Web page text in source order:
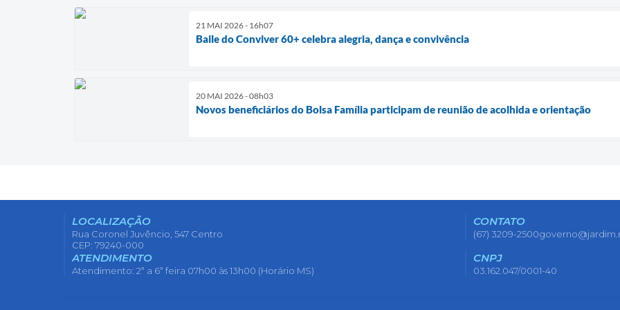
21 MAI 2026 - 16h07
Baile do Conviver 60+ celebra alegria, dança e convivência
20 MAI 2026 - 08h03
Novos beneficiários do Bolsa Família participam de reunião de acolhida e orientação
LOCALIZAÇÃO
Rua Coronel Juvêncio, 547 Centro
CEP: 79240-000
CONTATO
(67) 3209-2500
ATENDIMENTO
Atendimento: 2ª a 6ª feira 07h00 às 13h00 (Horário MS)
CNPJ
03.162.047/0001-40